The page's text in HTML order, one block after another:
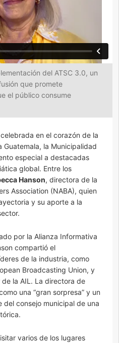
del ATSC 3.0, un
que promete
el público consume
en el corazón de la
la Municipalidad
especial a destacadas
global. Entre los
Hanson, directora de la
Association (NABA), quien
y su aporte a la
por la Alianza Informativa
compartió el
de la industria, como
Broadcasting Union, y
la AIL. La directora de
una “gran sorpresa” y un
del consejo municipal de una
varios de los lugares